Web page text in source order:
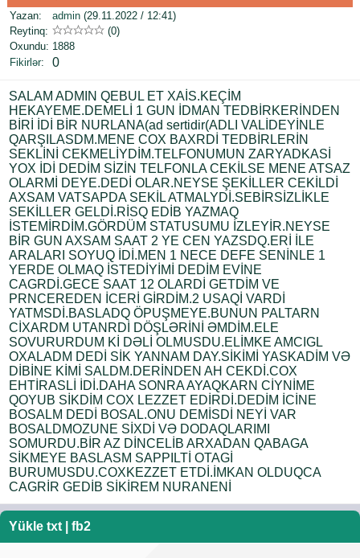
Yazan: admin (29.11.2022 / 12:41)
Reytinq:
(0)
Oxundu: 1888
Fikirlər: 0
SALAM ADMIN QEBUL ET XAİS.KEÇİM
HEKAYEME.DEMELİ 1 GUN İDMAN TEDBİRKERİNDEN
BİRİ İDİ BİR NURLANA(ad sertidir(ADLI VALİDEYİNLE
QARŞILASDM.MENE COX BAXRDİ TEDBİRLERİN
SEKLİNİ CEKMELİYDİM.TELFONUMUN ZARYADKASİ
YOX İDİ DEDİM SİZİN TELFONLA CEKİLSE MENE ATSAZ
OLARMİ DEYE.DEDİ OLAR.NEYSE ŞEKİLLER CEKİLDİ
AXSAM VATSAPDA SEKİL ATMALYDİ.SEBİRSİZLİKLE
SEKİLLER GELDİ.RİSQ EDİB YAZMAQ
İSTEMİRDİM.GÖRDÜM STATUSUMU İZLEYİR.NEYSE
BİR GUN AXSAM SAAT 2 YE CEN YAZSDQ.ERİ İLE
ARALARI SOYUQ İDİ.MEN 1 NECE DEFE SENİNLE 1
YERDE OLMAQ İSTEDİYİMİ DEDİM EVİNE
CAGRDİ.GECE SAAT 12 OLARDİ GETDİM VE
PRNCEREDEN İCERİ GİRDİM.2 USAQİ VARDİ
YATMSDİ.BASLADQ ÖPUŞMEYE.BUNUN PALTARN
CİXARDM UTANRDİ DÖŞLƏRİNİ ƏMDİM.ELE
SOVURURDUM Kİ DƏLİ OLMUSDU.ELİMKE AMCIGL
OXALADM DEDİ SİK YANNAM DAY.SİKİMİ YASKADİM VƏ
DİBİNE KİMİ SALDM.DERİNDEN AH CEKDİ.COX
EHTİRASLİ İDİ.DAHA SONRA AYAQKARN CİYNİME
QOYUB SİKDİM COX LEZZET EDİRDİ.DEDİM İCİNE
BOSALM DEDİ BOSAL.ONU DEMİSDİ NEYİ VAR
BOSALDMOZUNE SİXDİ VƏ DODAQLARIMI
SOMURDU.BİR AZ DİNCELİB ARXADAN QABAGA
SİKMEYE BASLASM SAPPILTİ OTAGİ
BURUMUSDU.COXKEZZET ETDİ.İMKAN OLDUQCA
CAGRİR GEDİB SİKİREM NURANENİ
Yükle txt fb2